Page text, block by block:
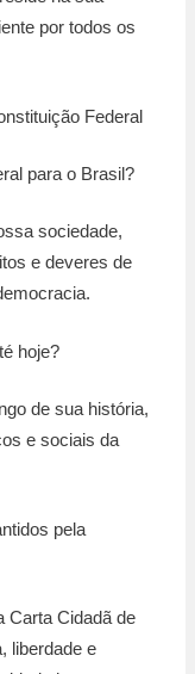
por todos os
Federal
para o Brasil?
sociedade,
e deveres de
hoje?
de sua história,
e sociais da
pela
Carta Cidadã de
liberdade e